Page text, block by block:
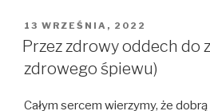
OPUBLIKOWANE
W
13 WRZEŚNIA, 2022
Przez zdrowy oddech do
zdrowego śpiewu)
Całym sercem wierzymy, że